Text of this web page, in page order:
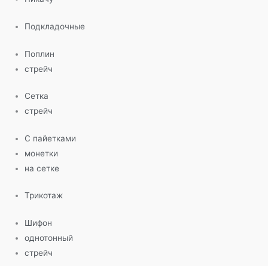
Подкладочные
Поплин
стрейч
Сетка
стрейч
С пайетками
монетки
на сетке
Трикотаж
Шифон
однотонный
стрейч